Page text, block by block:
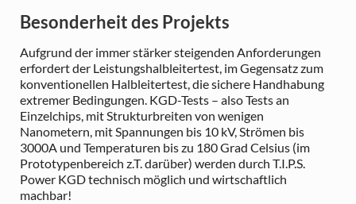
Besonderheit des Projekts
Aufgrund der immer stärker steigenden Anforderungen
erfordert der Leistungshalbleitertest, im Gegensatz zum
konventionellen Halbleitertest, die sichere Handhabung
extremer Bedingungen. KGD-Tests – also Tests an
Einzelchips, mit Strukturbreiten von wenigen
Nanometern, mit Spannungen bis 10 kV, Strömen bis
3000A und Temperaturen bis zu 180 Grad Celsius (im
Prototypenbereich z.T. darüber) werden durch T.I.P.S.
Power KGD technisch möglich und wirtschaftlich
machbar!